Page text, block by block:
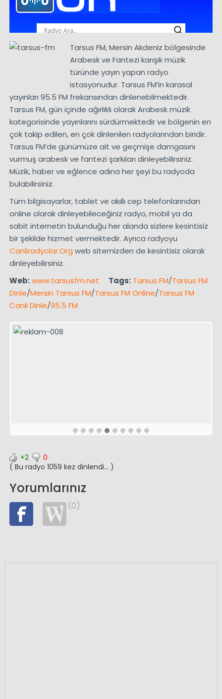
Tarsus FM, Mersin Akdeniz bölgesinde
Arabesk ve Fantezi karışık müzik
türünde yayın yapan radyo
istasyonudur. Tarsus FM’in karasal
yayınları 95.5 FM frekansından dinlenebilmektedir.
Tarsus FM, gün içinde ağırlıklı olarak Arabesk müzik
kategorisinde yayınlarını sürdürmektedir ve bölgenin en
çok takip edilen, en çok dinlenilen radyolarından biridir.
Tarsus FM’de günümüze ait ve geçmişe damgasını
vurmuş arabesk ve fantezi şarkıları dinleyebilirsiniz.
Müzik, haber ve eğlence adına her şeyi bu radyoda
bulabilirsiniz.
Tüm bilgisayarlar, tablet ve akıllı cep telefonlarından
online olarak dinleyebileceğiniz radyo, mobil ya da
sabit internetin bulunduğu her alanda sizlere kesintisiz
bir şekilde hizmet vermektedir. Ayrıca radyoyu
Canliradyolar.Org web sitemizden de kesintisiz olarak
dinleyebilirsiniz.
Web:www.tarsusfm.net Tags: Tarsus FM/Tarsus FM
Dinle/Mersin Tarsus FM/Tarsus FM Online/Tarsus FM
Canlı Dinle/95.5 FM
+2
0
( Bu radyo 1059 kez dinlendi... )
Yorumlarınız
(0)